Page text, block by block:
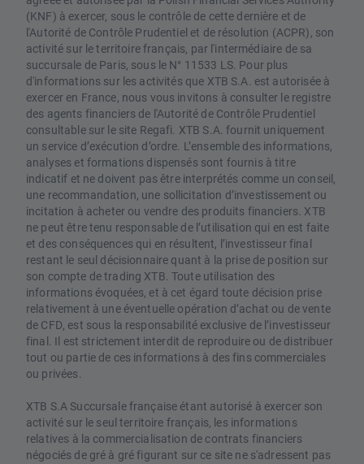
(KNF) à exercer, sous le contrôle de cette dernière et de
l'Autorité de Contrôle Prudentiel et de résolution (ACPR), son
activité sur le territoire français, par l'intermédiaire de sa
succursale de Paris, sous le N° 11533 LS. Pour plus
d'informations sur les activités que XTB S.A. est autorisée à
exercer en France, nous vous invitons à consulter le registre
des agents financiers de l'Autorité de Contrôle Prudentiel
consultable sur le site Regafi. XTB S.A. fournit uniquement
un service d’exécution d’ordre. L’ensemble des informations,
analyses et formations dispensés sont fournis à titre
indicatif et ne doivent pas être interprétés comme un conseil,
une recommandation, une sollicitation d’investissement ou
incitation à acheter ou vendre des produits financiers. XTB
ne peut être tenu responsable de l’utilisation qui en est faite
et des conséquences qui en résultent, l’investisseur final
restant le seul décisionnaire quant à la prise de position sur
son compte de trading XTB. Toute utilisation des
informations évoquées, et à cet égard toute décision prise
relativement à une éventuelle opération d’achat ou de vente
de CFD, est sous la responsabilité exclusive de l’investisseur
final. Il est strictement interdit de reproduire ou de distribuer
tout ou partie de ces informations à des fins commerciales
ou privées.
XTB S.A Succursale française étant autorisé à exercer son
activité sur le seul territoire français, les informations
relatives à la commercialisation de contrats financiers
négociés de gré à gré figurant sur ce site ne s'adressent pas